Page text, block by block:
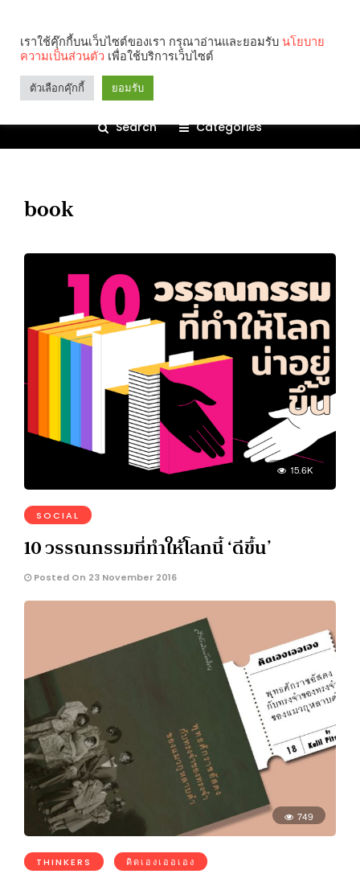
Search Categories
book
15.6K
SOCIAL
10 วรรณกรรมที่ทำให้โลกนี้ ‘ดีขึ้น’
Posted On 23 November 2016
749
THINKERS คิดเองเออเอง
เราใช้คุ๊กกี้บนเว็บไซต์ของเรา กรุณาอ่านและยอมรับ นโยบาย
ความเป็นส่วนตัว เพื่อใช้บริการเว็บไซต์
ตัวเลือกคุ๊กกี้ ยอมรับ